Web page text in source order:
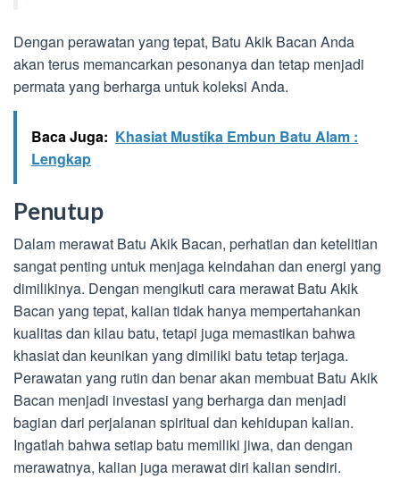
Dengan perawatan yang tepat, Batu Akik Bacan Anda
akan terus memancarkan pesonanya dan tetap menjadi
permata yang berharga untuk koleksi Anda.
Baca Juga: Khasiat Mustika Embun Batu Alam :
Lengkap
Penutup
Dalam merawat Batu Akik Bacan, perhatian dan ketelitian
sangat penting untuk menjaga keindahan dan energi yang
dimilikinya. Dengan mengikuti cara merawat Batu Akik
Bacan yang tepat, kalian tidak hanya mempertahankan
kualitas dan kilau batu, tetapi juga memastikan bahwa
khasiat dan keunikan yang dimiliki batu tetap terjaga.
Perawatan yang rutin dan benar akan membuat Batu Akik
Bacan menjadi investasi yang berharga dan menjadi
bagian dari perjalanan spiritual dan kehidupan kalian.
Ingatlah bahwa setiap batu memiliki jiwa, dan dengan
merawatnya, kalian juga merawat diri kalian sendiri.